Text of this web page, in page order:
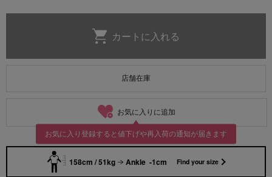
店舗在庫
お気に入りに追加
お気に入り登録すると値下げや再入荷の通知が届きます
158cm / 51kg Ankle -1cm Find your size